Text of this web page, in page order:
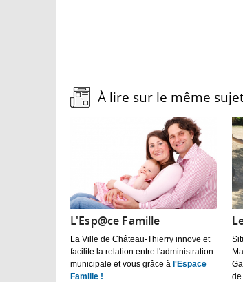
À lire sur le même sujet
L'Esp@ce Famille
La Ville de Château-Thierry innove et
facilite la relation entre l'administration
municipale et vous grâce à l'Espace
Famille !
de